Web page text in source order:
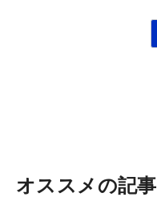
オススメの記事